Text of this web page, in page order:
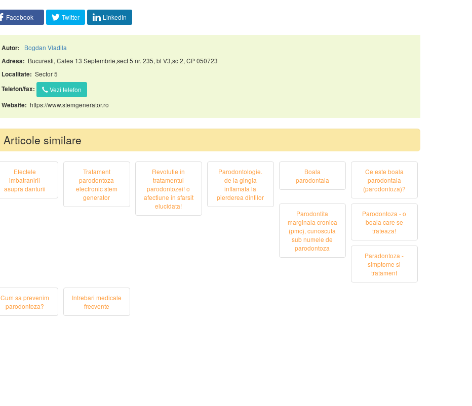
Facebook Twitter LinkedIn
Autor:
Bogdan Vladila
Adresa: Bucuresti, Calea 13 Septembrie,sect 5 nr. 235, bl V3,sc 2, CP 050723
Localitate: Sector 5
Telefon/fax:
Vezi telefon
Website: https://www.stemgenerator.ro
Articole similare
Efectele
imbatranirii
asupra danturii
Tratament
parodontoza
electronic stem
generator
Revolutie in
tratamentul
parodontozei! o
afectiune in sfarsit
elucidata!
Parodontologie.
de la gingia
inflamata la
pierderea dintilor
Boala
parodontala
Ce este boala
parodontala
(parodontoza)?
Parodontita
marginala cronica
(pmc), cunoscuta
sub numele de
parodontoza
Parodontoza - o
boala care se
trateaza!
Paradontoza -
simptome si
tratament
Cum sa prevenim
parodontoza?
Intrebari medicale
frecvente